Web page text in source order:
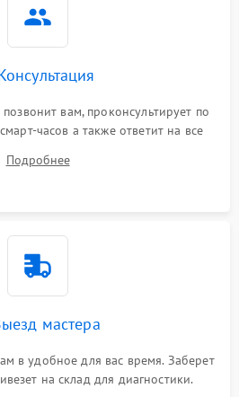
вам, проконсультирует по
часов а также ответит на все
Подробнее
мастера
в удобное для вас время. Заберет
на склад для диагностики.